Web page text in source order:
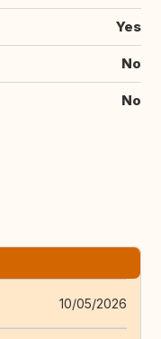
Yes
No
No
10/05/2026